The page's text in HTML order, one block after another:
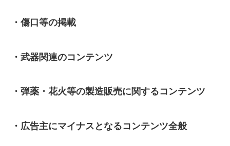
・傷口等の掲載
・武器関連のコンテンツ
・弾薬・花火等の製造販売に関するコンテンツ
・広告主にマイナスとなるコンテンツ全般